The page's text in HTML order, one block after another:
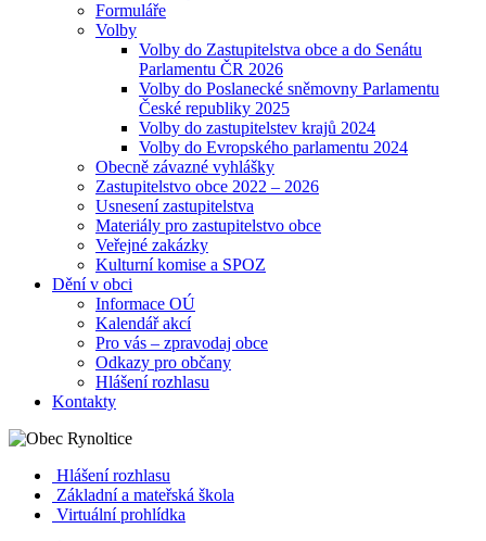
Formuláře
Volby
Volby do Zastupitelstva obce a do Senátu
Parlamentu ČR 2026
Volby do Poslanecké sněmovny Parlamentu
České republiky 2025
Volby do zastupitelstev krajů 2024
Volby do Evropského parlamentu 2024
Obecně závazné vyhlášky
Zastupitelstvo obce 2022 – 2026
Usnesení zastupitelstva
Materiály pro zastupitelstvo obce
Veřejné zakázky
Kulturní komise a SPOZ
Dění v obci
Informace OÚ
Kalendář akcí
Pro vás – zpravodaj obce
Odkazy pro občany
Hlášení rozhlasu
Kontakty
Hlášení rozhlasu
Základní a mateřská škola
Virtuální prohlídka